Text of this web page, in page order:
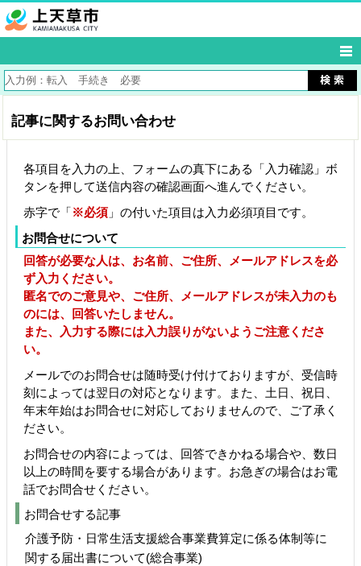
記事に関するお問い合わせ
各項目を入力の上、フォームの真下にある「入力確認」ボ
タンを押して送信内容の確認画面へ進んでください。
赤字で「※必須 」の付いた項目は入力必須項目です。
お問合せについて
回答が必要な人は、お名前、ご住所、メールアドレスを必
ず入力ください。
匿名でのご意見や、ご住所、メールアドレスが未入力のも
のには、回答いたしません。
また、入力する際には入力誤りがないようご注意くださ
い。
メールでのお問合せは随時受け付けておりますが、受信時
刻によっては翌日の対応となります。また、土日、祝日、
年末年始はお問合せに対応しておりませんので、ご了承く
ださい。
お問合せの内容によっては、回答できかねる場合や、数日
以上の時間を要する場合があります。お急ぎの場合はお電
話でお問合せください。
お問合せする記事
介護予防・日常生活支援総合事業費算定に係る体制等に
関する届出書について(総合事業)